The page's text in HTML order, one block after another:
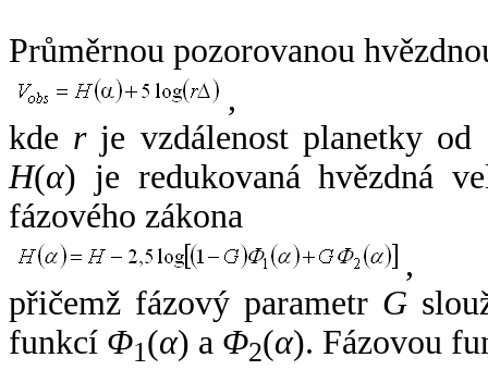
Průměrnou pozorovanou
,
kde rje vzdálenost planetky od
H(α) je redukovaná hvězdná
fázového zákona
,
přičemž fázový parametr G
funkcí Φ1(α) a Φ2(α). Fázovou